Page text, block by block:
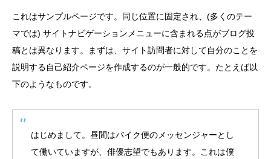
これはサンプルページです。同じ位置に固定され、(多くのテー
マでは) サイトナビゲーションメニューに含まれる点がブログ投
稿とは異なります。まずは、サイト訪問者に対して自分のことを
説明する自己紹介ページを作成するのが一般的です。たとえば以
下のようなものです。
はじめまして。昼間はバイク便のメッセンジャーとし
て働いていますが、俳優志望でもあります。これは僕